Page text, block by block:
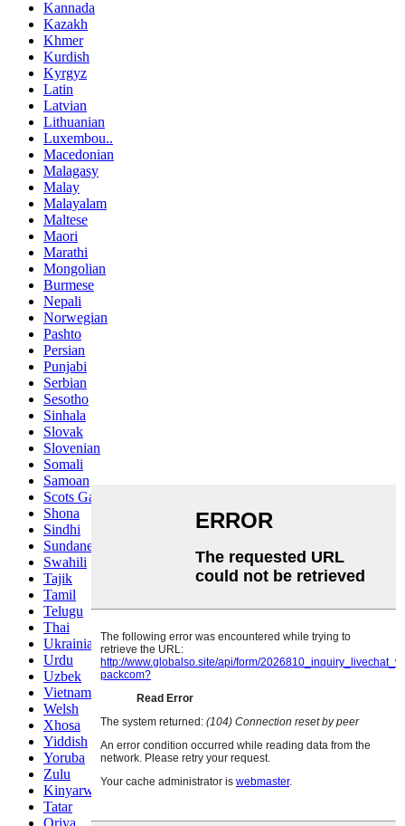
Kannada
Kazakh
Khmer
Kurdish
Kyrgyz
Latin
Latvian
Lithuanian
Luxembou..
Macedonian
Malagasy
Malay
Malayalam
Maltese
Maori
Marathi
Mongolian
Burmese
Nepali
Norwegian
Pashto
Persian
Punjabi
Serbian
Sesotho
Sinhala
Slovak
Slovenian
Somali
Samoan
Scots Gaelic
Shona
Sindhi
Sundanese
Swahili
Tajik
Tamil
Telugu
Thai
Ukrainian
Urdu
Uzbek
Vietnamese
Welsh
Xhosa
Yiddish
Yoruba
Zulu
Kinyarwanda
Tatar
Oriya